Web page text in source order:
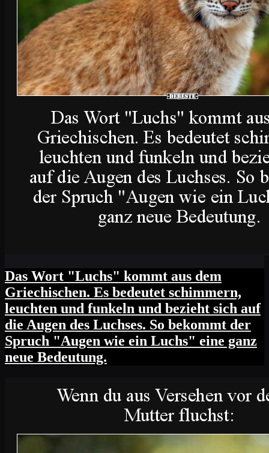
Das Wort "Luchs" kommt aus dem
Griechischen. Es bedeutet schimmern,
leuchten und funkeln und bezieht sich auf
die Augen des Luchses. So bekommt der
Spruch "Augen wie ein Luchs" eine ganz
neue Bedeutung.